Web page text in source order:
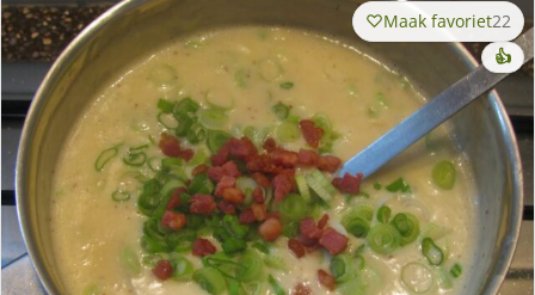
Maak favoriet22
👍